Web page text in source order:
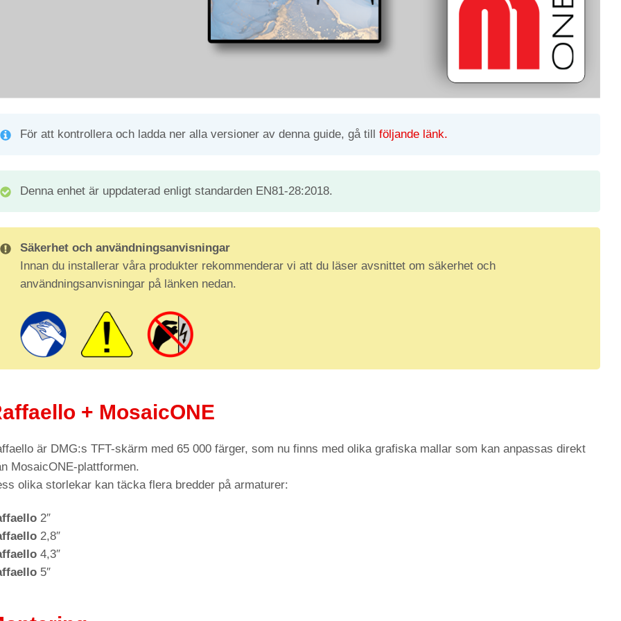
För att kontrollera och ladda ner alla versioner av denna guide, gå till följande länk.
Denna enhet är uppdaterad enligt standarden EN81-28:2018.
Säkerhet och användningsanvisningar
Innan du installerar våra produkter rekommenderar vi att du läser avsnittet om säkerhet och
användningsanvisningar på länken nedan.
+ MosaicONE
är DMG:s TFT-skärm med 65 000 färger, som nu finns med olika grafiska mallar som kan anpassas direkt
MosaicONE-plattformen.
olika storlekar kan täcka flera bredder på armaturer:
2″
2,8″
4,3″
5″